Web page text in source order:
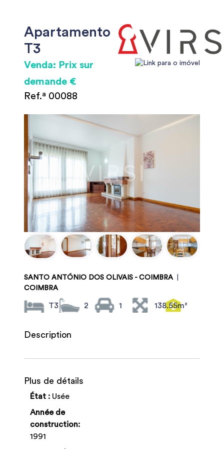
Apartamento
T3
Venda: Prix sur
demande €
Ref.ª 00088
SANTO ANTÓNIO DOS OLIVAIS - COIMBRA
COIMBRA
T3 2 1 138.55m²
Description
Plus de détails
État : Usée
Année de
construction:
1991